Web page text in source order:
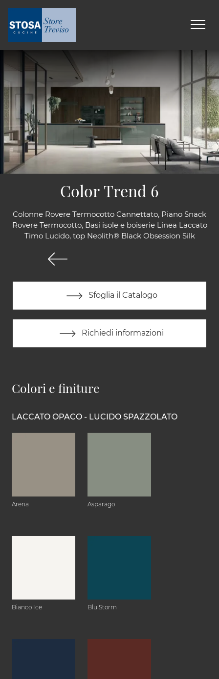
Colonne Rovere Termocotto Cannettato, Piano Snack
Rovere Termocotto, Basi isole e boiserie Linea Laccato
Timo Lucido, top Neolith® Black Obsession Silk
Sfoglia il Catalogo
Richiedi informazioni
Color Trend 6
Colori e finiture
LACCATO OPACO - LUCIDO SPAZZOLATO
Arena Asparago
Bianco Ice Blu Storm